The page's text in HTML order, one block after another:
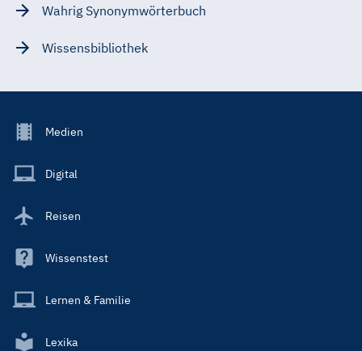
Wahrig Synonymwörterbuch
Wissensbibliothek
Footer
Main
Medien
Digital
Reisen
Wissenstest
Lernen & Familie
Lexika